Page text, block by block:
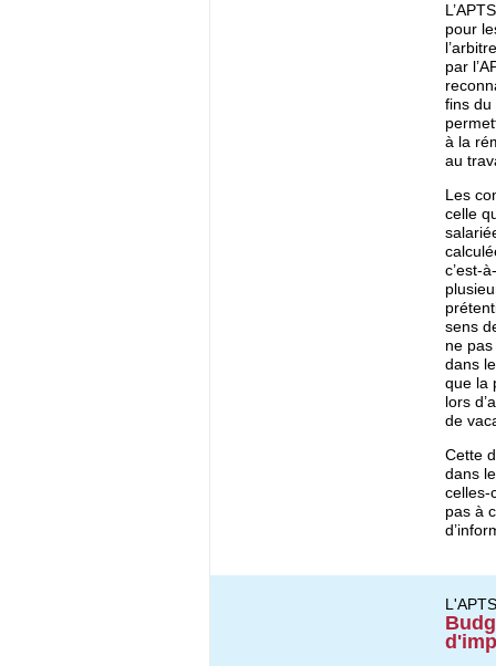
pour
par
fins du
à la
au
Les
celle
c’est-
sens
ne
dans
que la
lors
de
Cette
dans
celles-
pas à